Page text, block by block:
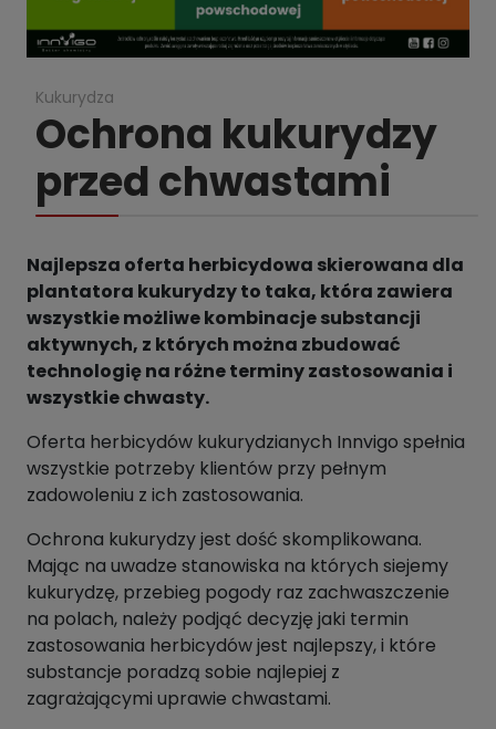
Kukurydza
Ochrona kukurydzy
przed chwastami
Najlepsza oferta herbicydowa skierowana dla
plantatora kukurydzy to taka, która zawiera
wszystkie możliwe kombinacje substancji
aktywnych, z których można zbudować
technologię na różne terminy zastosowania i
wszystkie chwasty.
Oferta herbicydów kukurydzianych Innvigo spełnia
wszystkie potrzeby klientów przy pełnym
zadowoleniu z ich zastosowania.
Ochrona kukurydzy jest dość skomplikowana.
Mając na uwadze stanowiska na których siejemy
kukurydzę, przebieg pogody raz zachwaszczenie
na polach, należy podjąć decyzję jaki termin
zastosowania herbicydów jest najlepszy, i które
substancje poradzą sobie najlepiej z
zagrażającymi uprawie chwastami.